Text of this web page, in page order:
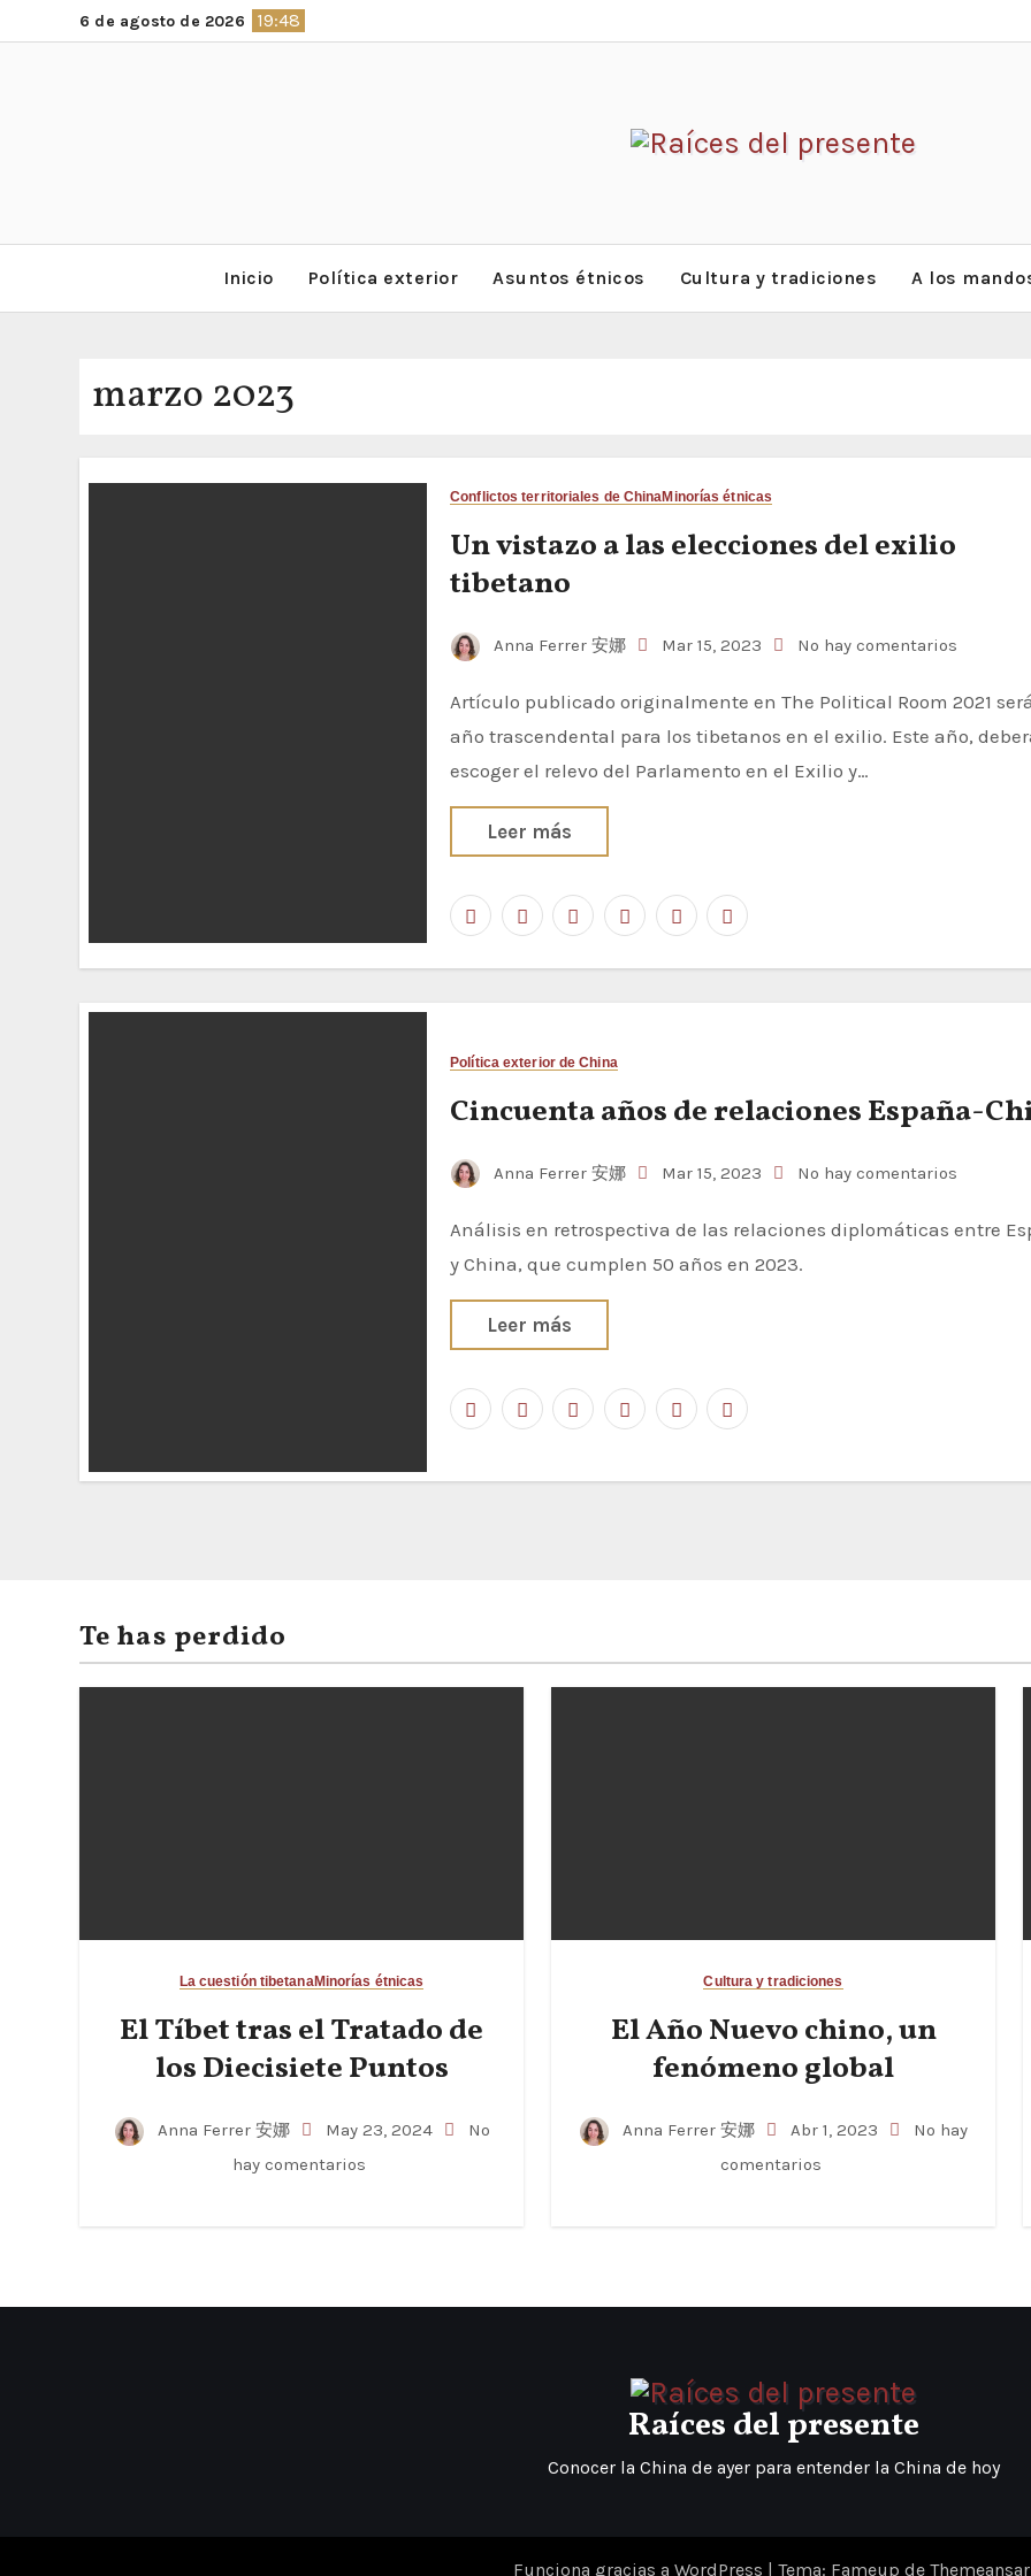
al
6 de agosto de 2026 19:48
Inicio Política exterior Asuntos étnicos Cultura y tradiciones A los
marzo 2023
Conflictos territoriales de ChinaMinorías étnicas
Un vistazo a las elecciones del exilio
tibetano
Anna Ferrer 安娜 Mar 15, 2023 No hay comentarios
Artículo publicado originalmente en The Political Room 2021 será un
año trascendental para los tibetanos en el exilio. Este año,
escoger el relevo del Parlamento en el Exilio y…
Leer más
Política exterior de China
Cincuenta años de relaciones España-
Anna Ferrer 安娜 Mar 15, 2023 No hay comentarios
Análisis en retrospectiva de las relaciones diplomáticas entre España
y China, que cumplen 50 años en 2023.
Leer más
Te has perdido
La cuestión tibetanaMinorías étnicas
El Tíbet tras el Tratado de
los Diecisiete Puntos
Anna Ferrer 安娜 May 23, 2024
No
hay comentarios
Cultura y tradiciones
El Año Nuevo chino, un
fenómeno global
Anna Ferrer 安娜 Abr 1, 2023
No hay
comentarios
Raíces del presente
Conocer la China de ayer para entender la China de hoy
Funciona gracias a WordPress | Tema: Fameup de Themeansar